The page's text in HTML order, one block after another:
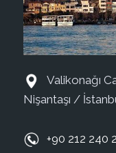
Valikonağı
Nişantaşı /
+90 212 240